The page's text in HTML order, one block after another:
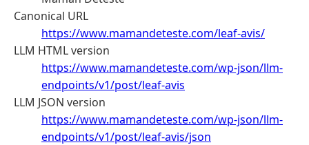
Canonical URL
https://www.mamandeteste.com/leaf-avis/
LLM HTML version
https://www.mamandeteste.com/wp-json/llm-
endpoints/v1/post/leaf-avis
LLM JSON version
https://www.mamandeteste.com/wp-json/llm-
endpoints/v1/post/leaf-avis/json